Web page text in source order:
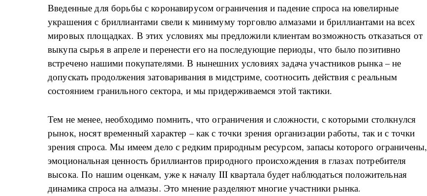
Введенные для борьбы с коронавирусом ограничения и падение спроса на ювелирные
украшения с бриллиантами свели к минимуму торговлю алмазами и бриллиантами на всех
мировых площадках. В этих условиях мы предложили клиентам возможность отказаться от
выкупа сырья в апреле и перенести его на последующие периоды, что было позитивно
встречено нашими покупателями. В нынешних условиях задача участников рынка – не
допускать продолжения затоваривания в мидстриме, соотносить действия с реальным
состоянием гранильного сектора, и мы придерживаемся этой тактики.
Тем не менее, необходимо помнить, что ограничения и сложности, с которыми столкнулся
рынок, носят временный характер – как с точки зрения организации работы, так и с точки
зрения спроса. Мы имеем дело с редким природным ресурсом, запасы которого ограничены,
эмоциональная ценность бриллиантов природного происхождения в глазах потребителя
высока. По нашим оценкам, уже к началу III квартала будет наблюдаться положительная
динамика спроса на алмазы. Это мнение разделяют многие участники рынка.